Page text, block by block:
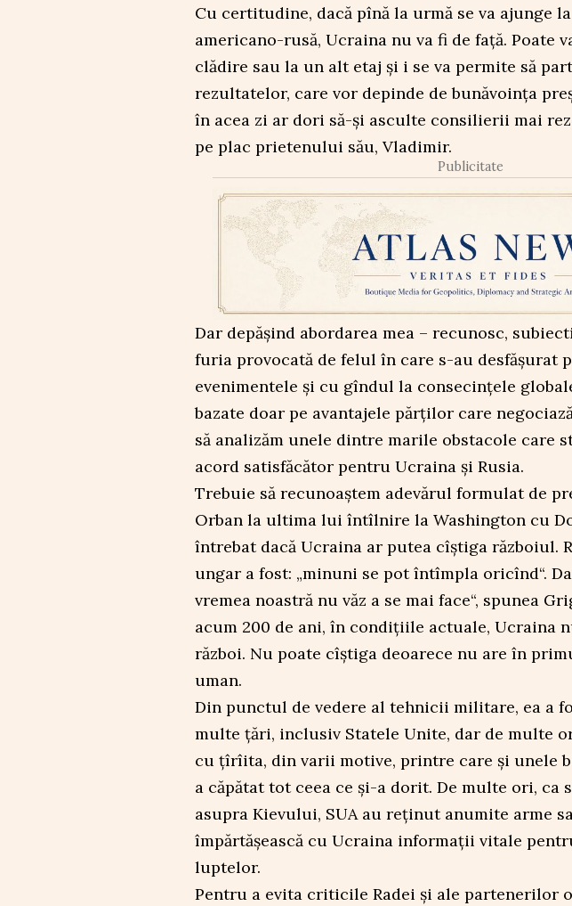
Cu certitudine, dacă pînă la urmă se va ajunge
americano-rusă, Ucraina nu va fi de față. Poate
clădire sau la un alt etaj și i se va permite să
rezultatelor, care vor depinde de bunăvoința
în acea zi ar dori să-și asculte consilierii mai
pe plac prietenului său, Vladimir.
Publicitate
Dar depășind abordarea mea – recunosc,
furia provocată de felul în care s-au desfășurat
evenimentele și cu gîndul la consecințele
bazate doar pe avantajele părților care
să analizăm unele dintre marile obstacole care
acord satisfăcător pentru Ucraina și Rusia.
Trebuie să recunoaștem adevărul formulat de
Orban la ultima lui întîlnire la Washington cu
întrebat dacă Ucraina ar putea cîștiga războiul.
ungar a fost: „minuni se pot întîmpla oricînd“.
vremea noastră nu văz a se mai face“, spunea
acum 200 de ani, în condițiile actuale, Ucraina
război. Nu poate cîștiga deoarece nu are în
uman.
Din punctul de vedere al tehnicii militare, ea a
multe țări, inclusiv Statele Unite, dar de multe
cu țîrîita, din varii motive, printre care și unele
a căpătat tot ceea ce și-a dorit. De multe ori, ca
asupra Kievului, SUA au reținut anumite arme
împărtășească cu Ucraina informații vitale
luptelor.
Pentru a evita criticile Radei și ale partenerilor